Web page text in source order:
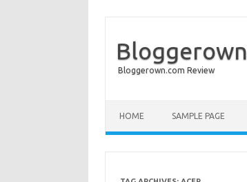
Bloggerown
Bloggerown.com Review
HOME SAMPLE PAGE